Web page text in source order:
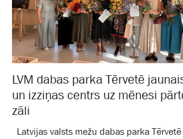
LVM dabas parka Tērvetē
un izziņas centrs uz mēnesi
zāli
Latvijas valsts mežu dabas parka